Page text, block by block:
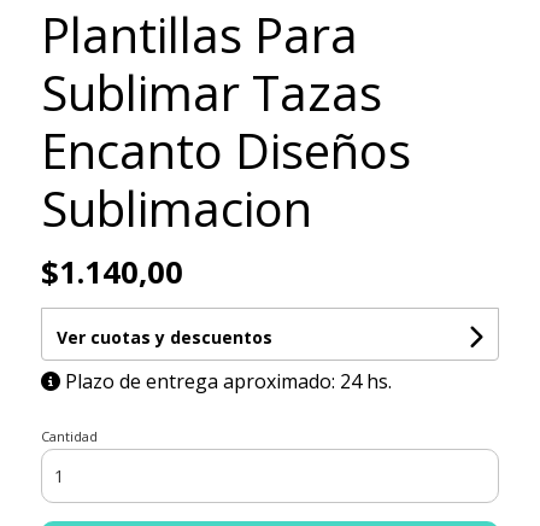
Plantillas Para
Sublimar Tazas
Encanto Diseños
Sublimacion
$1.140,00
Ver cuotas y descuentos
Plazo de entrega aproximado: 24 hs.
Cantidad